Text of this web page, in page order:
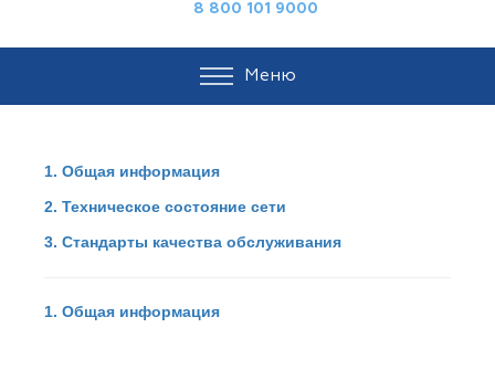
8 800 101 9000
Меню
1. Общая информация
2. Техническое состояние сети
3. Стандарты качества обслуживания
1. Общая информация